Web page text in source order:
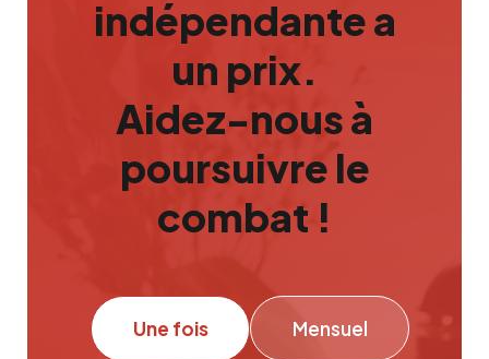
indépendante a
un prix.
Aidez-nous à
poursuivre le
combat !
Une fois Mensuel